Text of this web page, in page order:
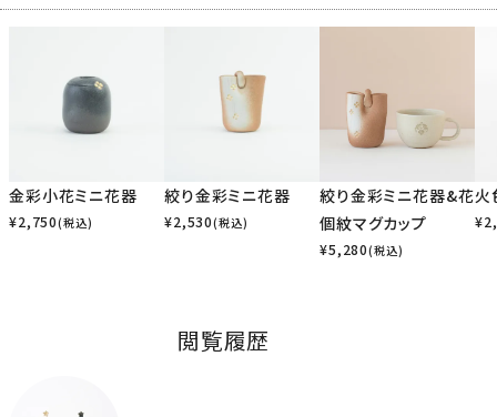
金彩小花ミニ花器
¥2,750(税込)
絞り金彩ミニ花器
¥2,530(税込)
絞り金彩ミニ花器&花
個紋マグカップ
¥5,280(税込)
火
¥
閲覧履歴